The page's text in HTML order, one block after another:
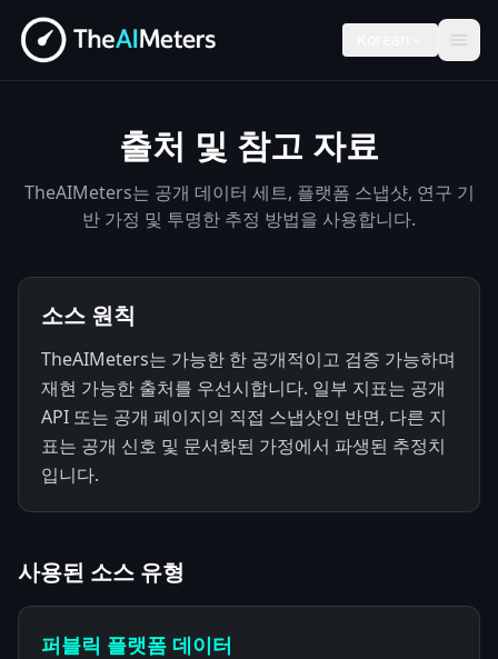
출처 및 참고 자료
TheAIMeters는 공개 데이터 세트, 플랫폼 스냅샷, 연구 기
반 가정 및 투명한 추정 방법을 사용합니다.
소스 원칙
TheAIMeters는 가능한 한 공개적이고 검증 가능하며
재현 가능한 출처를 우선시합니다. 일부 지표는 공개
API 또는 공개 페이지의 직접 스냅샷인 반면, 다른 지
표는 공개 신호 및 문서화된 가정에서 파생된 추정치
입니다.
사용된 소스 유형
퍼블릭 플랫폼 데이터